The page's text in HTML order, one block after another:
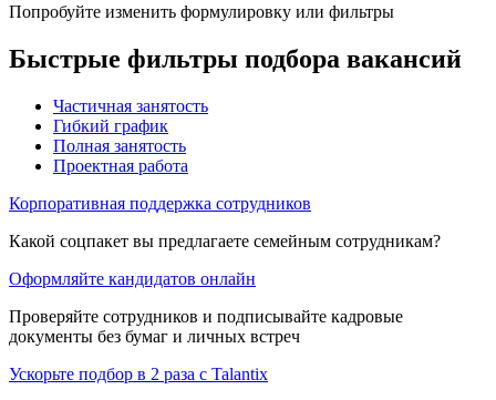
Попробуйте изменить формулировку или фильтры
Быстрые фильтры подбора вакансий
Частичная занятость
Гибкий график
Полная занятость
Проектная работа
Корпоративная поддержка сотрудников
Какой соцпакет вы предлагаете семейным сотрудникам?
Оформляйте кандидатов онлайн
Проверяйте сотрудников и подписывайте кадровые
документы без бумаг и личных встреч
Ускорьте подбор в 2 раза с Talantix